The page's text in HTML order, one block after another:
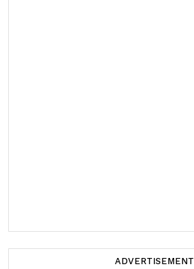
ADVERTISEMENT